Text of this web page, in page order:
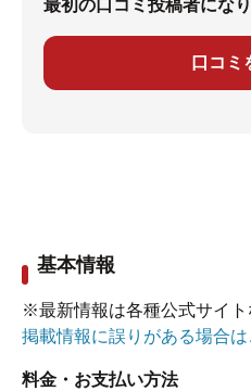
最初の口コミ投稿者にな
口コミ
基本情報
※最新情報は各種公式サイ
掲載情報に誤りがある場合は
料金・お支払い方法